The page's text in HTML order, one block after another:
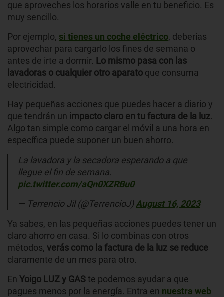
que aproveches los horarios valle en tu beneficio. Es
muy sencillo.
Por ejemplo, si tienes un coche eléctrico, deberías
aprovechar para cargarlo los fines de semana o
antes de irte a dormir. Lo mismo pasa con las
lavadoras o cualquier otro aparato que consuma
electricidad.
Hay pequeñas acciones que puedes hacer a diario y
que tendrán un impacto claro en tu factura de la luz.
Algo tan simple como cargar el móvil a una hora en
específica puede suponer un buen ahorro.
La lavadora y la secadora esperando a que
llegue el fin de semana.
pic.twitter.com/aQn0XZRBu0
— Terrencio Jil (@TerrencioJ)August 16, 2023
Ya sabes, en las pequeñas acciones puedes tener un
claro ahorro en casa. Si lo combinas con otros
métodos, verás como la factura de la luz se reduce
claramente de un mes para otro.
En Yoigo LUZ y GASte podemos ayudar a que
pagues menos por la energía. Entra en nuestra web